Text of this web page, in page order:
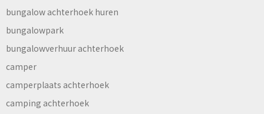
bungalow achterhoek huren
bungalowpark
bungalowverhuur achterhoek
camper
camperplaats achterhoek
camping achterhoek